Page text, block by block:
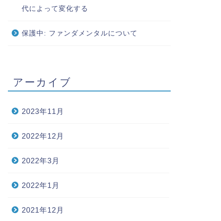
代によって変化する
保護中: ファンダメンタルについて
アーカイブ
2023年11月
2022年12月
2022年3月
2022年1月
2021年12月